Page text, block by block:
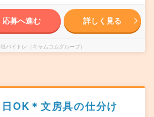
応募へ進む 詳しく見る
バイトレ（キャムコムグループ）
OK＊文房具の仕分け